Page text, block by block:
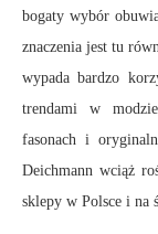
bogaty wybór
znaczenia jest tu
wypada bardzo
trendami w
fasonach i
Deichmann wciąż
sklepy w Polsce i na